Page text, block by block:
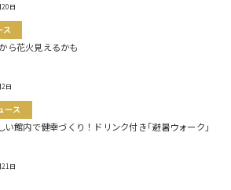
日
ス
ら花火見えるかも
日
ース
い館内で健幸づくり！ドリンク付き｢避暑ウォーク｣
日